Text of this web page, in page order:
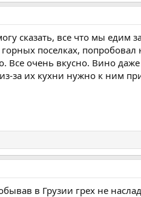
сказать, все что мы едим
поселках,
Все очень вкусно. Вино
за их кухни нужно к ним
в Грузии грех не